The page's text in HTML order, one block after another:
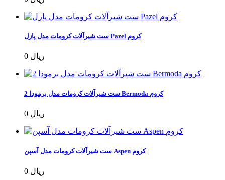
ست شیرآلات کرومات مدل پازل Pazel کروم
0 ریال
ست شیرآلات کرومات مدل برمودا 2 Bermoda کروم
0 ریال
ست شیرآلات کرومات مدل آسپن Aspen کروم
0 ریال